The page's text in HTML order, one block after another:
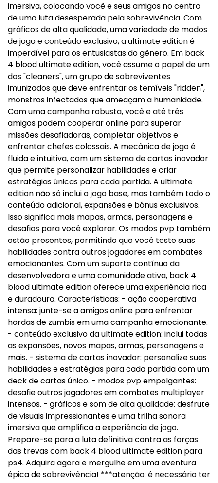
imersiva, colocando você e seus amigos no centro
de uma luta desesperada pela sobrevivência. Com
gráficos de alta qualidade, uma variedade de modos
de jogo e conteúdo exclusivo, a ultimate edition é
imperdível para os entusiastas do gênero. Em back
4 blood ultimate edition, você assume o papel de um
dos "cleaners", um grupo de sobreviventes
imunizados que deve enfrentar os temíveis "ridden",
monstros infectados que ameaçam a humanidade.
Com uma campanha robusta, você e até três
amigos podem cooperar online para superar
missões desafiadoras, completar objetivos e
enfrentar chefes colossais. A mecânica de jogo é
fluida e intuitiva, com um sistema de cartas inovador
que permite personalizar habilidades e criar
estratégias únicas para cada partida. A ultimate
edition não só inclui o jogo base, mas também todo o
conteúdo adicional, expansões e bônus exclusivos.
Isso significa mais mapas, armas, personagens e
desafios para você explorar. Os modos pvp também
estão presentes, permitindo que você teste suas
habilidades contra outros jogadores em combates
emocionantes. Com um suporte contínuo da
desenvolvedora e uma comunidade ativa, back 4
blood ultimate edition oferece uma experiência rica
e duradoura. Características: - ação cooperativa
intensa: junte-se a amigos online para enfrentar
hordas de zumbis em uma campanha emocionante.
- conteúdo exclusivo da ultimate edition: inclui todas
as expansões, novos mapas, armas, personagens e
mais. - sistema de cartas inovador: personalize suas
habilidades e estratégias para cada partida com um
deck de cartas único. - modos pvp empolgantes:
desafie outros jogadores em combates multiplayer
intensos. - gráficos e som de alta qualidade: desfrute
de visuais impressionantes e uma trilha sonora
imersiva que amplifica a experiência de jogo.
Prepare-se para a luta definitiva contra as forças
das trevas com back 4 blood ultimate edition para
ps4. Adquira agora e mergulhe em uma aventura
épica de sobrevivência! ***atenção: é necessário ter